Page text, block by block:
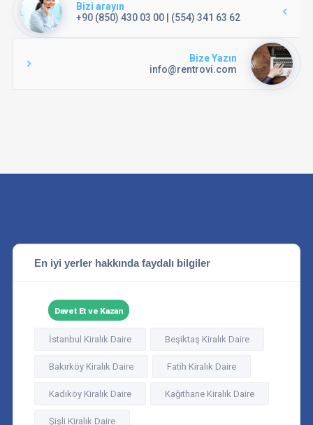
Bizi arayın
+90 (850) 430 03 00 | (554) 341 63 62
Bize Yazın
info@rentrovi.com
En iyi yerler hakkında faydalı bilgiler
Davet Et ve Kazan
İstanbul Kiralık Daire Beşiktaş Kiralık Daire
Bakırköy Kiralık Daire Fatih Kiralık Daire
Kadıköy Kiralık Daire Kağıthane Kiralık Daire
Şişli Kiralık Daire